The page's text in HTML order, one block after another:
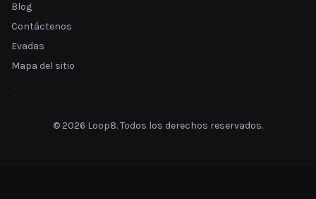
Blog
Contáctenos
Evadas
Mapa del sitio
© 2026 Loop8. Todos los derechos reservados.